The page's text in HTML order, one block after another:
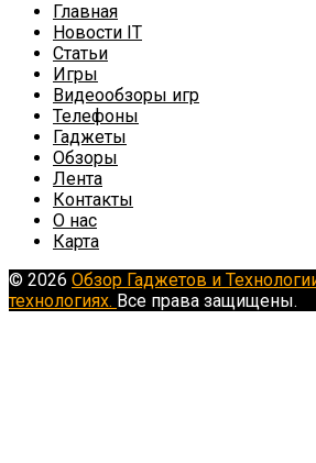
Главная
Новости IT
Статьи
Игры
Видеообзоры игр
Телефоны
Гаджеты
Обзоры
Лента
Контакты
О нас
Карта
© 2026 Обзор Гаджетов и
технологиях. Все права защищены.